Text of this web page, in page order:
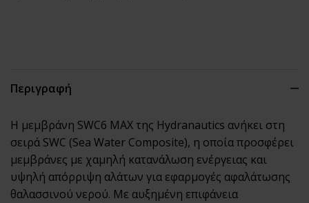
Περιγραφή
Η μεμβράνη SWC6 MAX της Hydranautics ανήκει στη
σειρά SWC (Sea Water Composite), η οποία προσφέρει
μεμβράνες με χαμηλή κατανάλωση ενέργειας και
υψηλή απόρριψη αλάτων για εφαρμογές αφαλάτωσης
θαλασσινού νερού. Με αυξημένη επιφάνεια